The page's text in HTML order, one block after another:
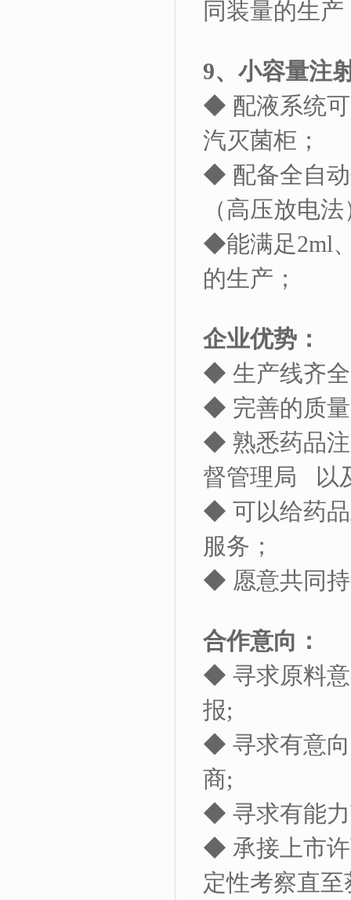
同装量的生产
9、小容量注
◆ 配液系统
汽灭菌柜；
◆ 配备全自
（高压放电
◆能满足2ml
的生产；
企业优势：
◆ 生产线齐
◆ 完善的质
◆ 熟悉药品
督管理局
以
◆ 可以给药
服务；
◆ 愿意共同
合作意向：
◆ 寻求原料
报;
◆ 寻求有意
商;
◆ 寻求有能
◆ 承接上市
定性考察直